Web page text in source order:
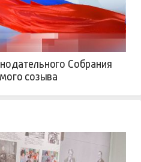
Собрания
созыва